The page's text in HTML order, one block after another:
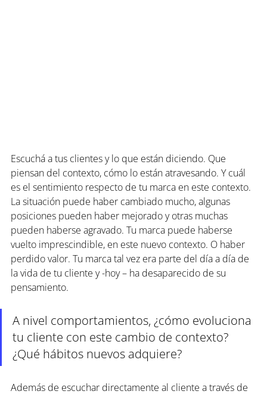
Escuchá a tus clientes y lo que están diciendo. Que
piensan del contexto, cómo lo están atravesando. Y cuál
es el sentimiento respecto de tu marca en este contexto.
La situación puede haber cambiado mucho, algunas
posiciones pueden haber mejorado y otras muchas
pueden haberse agravado. Tu marca puede haberse
vuelto imprescindible, en este nuevo contexto. O haber
perdido valor. Tu marca tal vez era parte del día a día de
la vida de tu cliente y -hoy – ha desaparecido de su
pensamiento.
A nivel comportamientos, ¿cómo evoluciona
tu cliente con este cambio de contexto?
¿Qué hábitos nuevos adquiere?
Además de escuchar directamente al cliente a través de